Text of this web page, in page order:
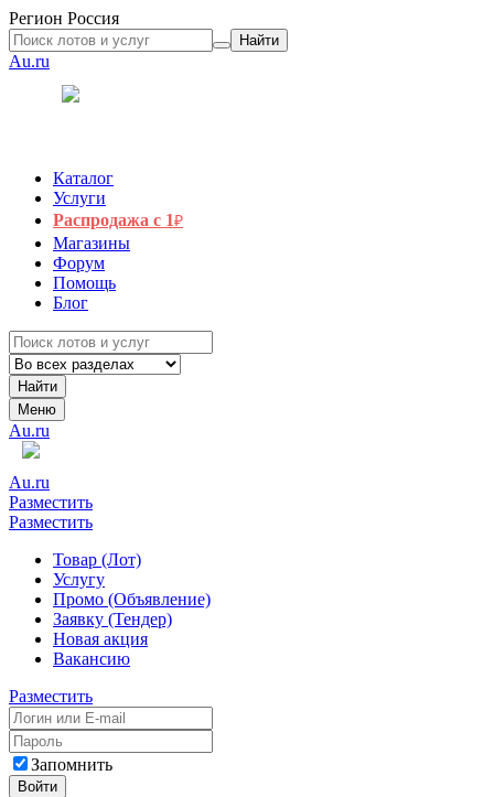
Регион Россия
Найти
Au.ru
Каталог
Услуги
Распродажа с 1₽
Магазины
Форум
Помощь
Блог
Найти
Меню
Au.ru
Au.ru
Разместить
Разместить
Товар (Лот)
Услугу
Промо (Объявление)
Заявку (Тендер)
Новая акция
Вакансию
Разместить
Запомнить
Войти